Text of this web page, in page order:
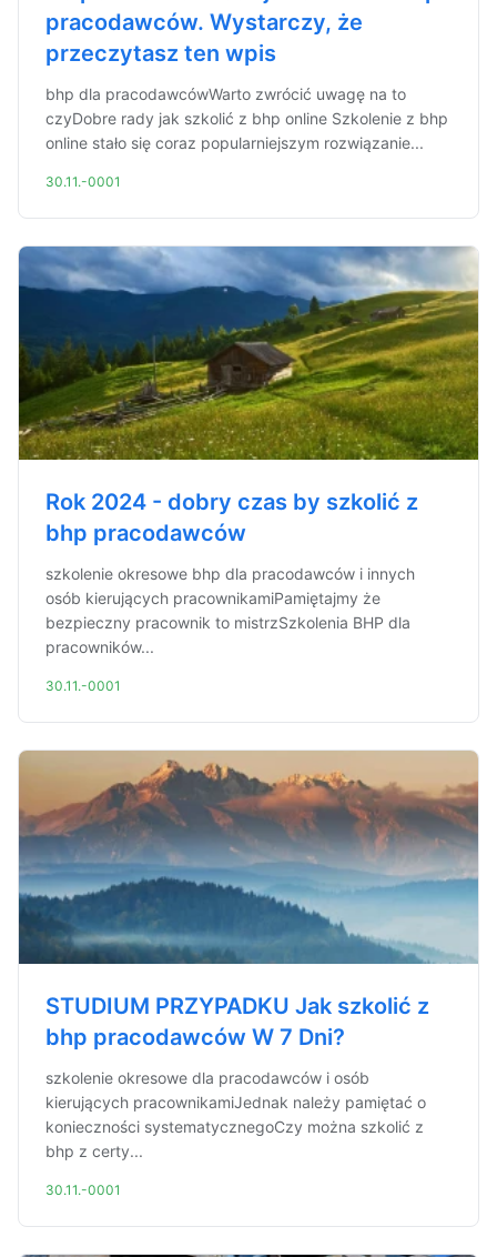
pracodawców. Wystarczy, że
przeczytasz ten wpis
bhp dla pracodawcówWarto zwrócić uwagę na to
czyDobre rady jak szkolić z bhp online Szkolenie z bhp
online stało się coraz popularniejszym rozwiązanie...
30.11.-0001
Rok 2024 - dobry czas by szkolić z
bhp pracodawców
szkolenie okresowe bhp dla pracodawców i innych
osób kierujących pracownikamiPamiętajmy że
bezpieczny pracownik to mistrzSzkolenia BHP dla
pracowników...
30.11.-0001
STUDIUM PRZYPADKU Jak szkolić z
bhp pracodawców W 7 Dni?
szkolenie okresowe dla pracodawców i osób
kierujących pracownikamiJednak należy pamiętać o
konieczności systematycznegoCzy można szkolić z
bhp z certy...
30.11.-0001